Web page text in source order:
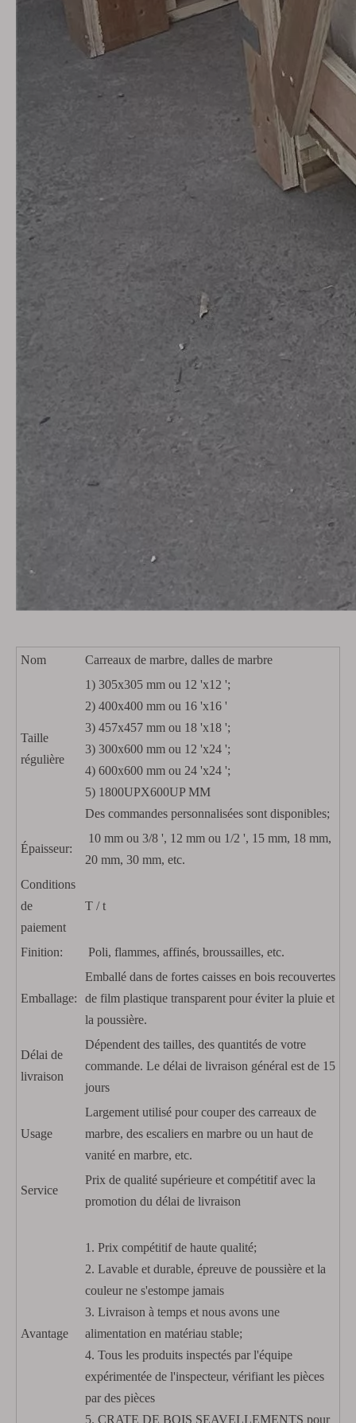
Nom Carreaux de marbre, dalles de marbre
Taille
régulière
1) 305x305 mm ou 12 'x12 ';
2) 400x400 mm ou 16 'x16 '
3) 457x457 mm ou 18 'x18 ';
3) 300x600 mm ou 12 'x24 ';
4) 600x600 mm ou 24 'x24 ';
5) 1800UPX600UP MM
Des commandes personnalisées sont disponibles;
Épaisseur:
10 mm ou 3/8 ', 12 mm ou 1/2 ', 15 mm, 18 mm,
20 mm, 30 mm, etc.
Conditions
de
paiement
T / t
Finition: Poli, flammes, affinés, broussailles, etc.
Emballage:
Emballé dans de fortes caisses en bois recouvertes
de film plastique transparent pour éviter la pluie et
la poussière.
Délai de
livraison
Dépendent des tailles, des quantités de votre
commande. Le délai de livraison général est de 15
jours
Usage
Largement utilisé pour couper des carreaux de
marbre, des escaliers en marbre ou un haut de
vanité en marbre, etc.
Service
Prix ​​de qualité supérieure et compétitif avec la
promotion du délai de livraison
Avantage
1. Prix compétitif de haute qualité;
2. Lavable et durable, épreuve de poussière et la
couleur ne s'estompe jamais
3. Livraison à temps et nous avons une
alimentation en matériau stable;
4. Tous les produits inspectés par l'équipe
expérimentée de l'inspecteur, vérifiant les pièces
par des pièces
5. CRATE DE BOIS SEAVELLEMENTS pour